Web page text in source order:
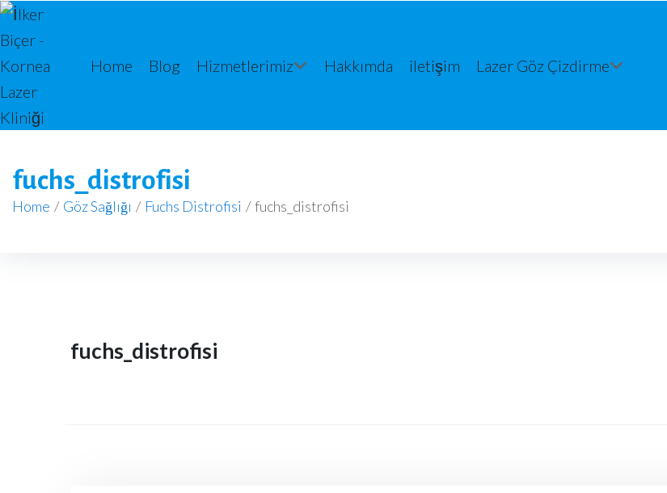
Home Blog Hizmetlerimiz Hakkımda iletişim Lazer Göz Çizdirme
fuchs_distrofisi
Home / Göz Sağlığı / Fuchs Distrofisi / fuchs_distrofisi
fuchs_distrofisi